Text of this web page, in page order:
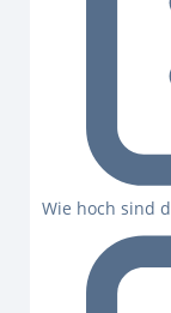
Wie hoch sind